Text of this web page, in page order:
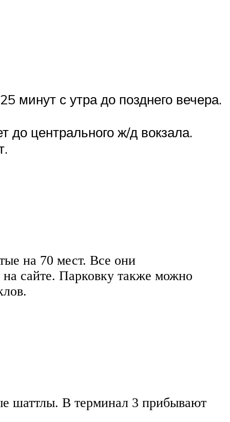
минут с утра до позднего вечера.
до центрального ж/д вокзала.
на 70 мест. Все они
сайте. Парковку также можно
шаттлы. В терминал 3 прибывают